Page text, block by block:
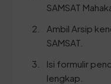
SAMSAT
Ambil Arsip
SAMSAT.
Isi formulir
lengkap.